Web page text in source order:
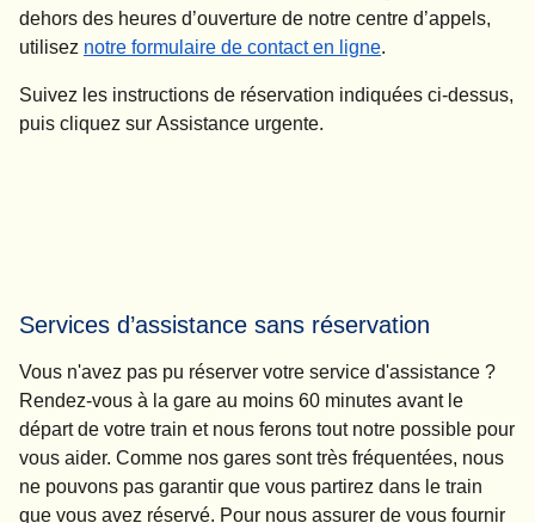
dehors des heures d’ouverture de notre centre d’appels,
utilisez notre formulaire de contact en ligne.
Suivez les instructions de réservation indiquées ci-dessus,
puis cliquez sur Assistance urgente.
Services d’assistance sans réservation
Vous n'avez pas pu réserver votre service d'assistance ?
Rendez-vous à la gare au moins 60 minutes avant le
départ de votre train et nous ferons tout notre possible pour
vous aider. Comme nos gares sont très fréquentées, nous
ne pouvons pas garantir que vous partirez dans le train
que vous avez réservé. Pour nous assurer de vous fournir